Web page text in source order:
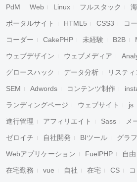
PdM Web Linux フルスタック
ポータルサイト HTML5 CSS3 コ
コーダー CakePHP 未経験 B2B
ウェブデザイン ウェブメディア
グロースハック データ分析 リステ
SEM Adwords コンテンツ制作
ランディングページ ウェブサイト js
進行管理 アフィリエイト Sass メ
ゼロイチ 自社開発 BIツール グラ
Webアプリケーション FuelPHP 自由
在宅勤務 vue 自社 在宅 CS